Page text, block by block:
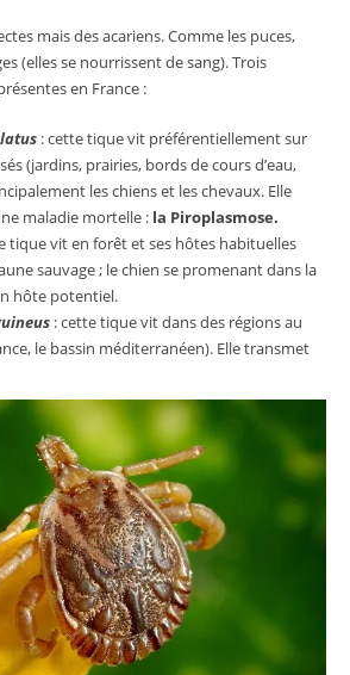
mais des acariens. Comme les puces,
(elles se nourrissent de sang). Trois
en France :
: cette tique vit préférentiellement sur
(jardins, prairies, bords de cours d’eau,
les chiens et les chevaux. Elle
maladie mortelle :la Piroplasmose.
tique vit en forêt et ses hôtes habituelles
sauvage ; le chien se promenant dans la
hôte potentiel.
: cette tique vit dans des régions au
le bassin méditerranéen). Elle transmet